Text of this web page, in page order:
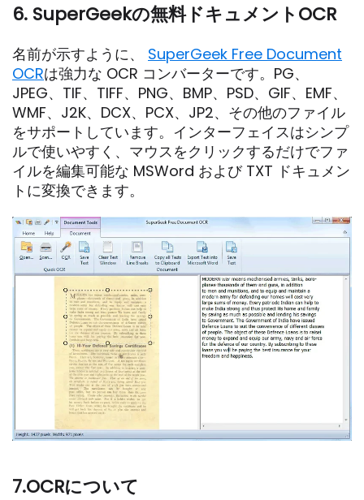
6. SuperGeekの無料ドキュメントOCR
名前が示すように、 SuperGeek Free Document
OCRは強力な OCR コンバーターです。PG、
JPEG、TIF、TIFF、PNG、BMP、PSD、GIF、EMF、
WMF、J2K、DCX、PCX、JP2、その他のファイル
をサポートしています。インターフェイスはシンプ
ルで使いやすく、マウスをクリックするだけでファ
イルを編集可能な MSWord および TXT ドキュメン
トに変換できます。
7.OCRについて